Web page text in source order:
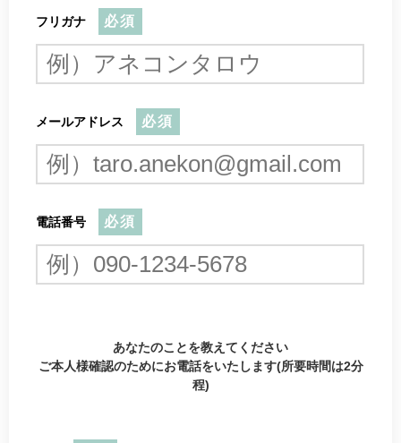
フリガナ 必須
メールアドレス 必須
電話番号 必須
あなたのことを教えてください
ご本人様確認のためにお電話をいたします(所要時間は2分
程)